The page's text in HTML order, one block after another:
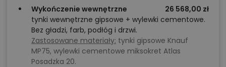
Wykończenie wewnętrzne
26 568,00 zł
tynki wewnętrzne gipsowe + wylewki cementowe.
Bez gładzi, farb, podłóg i drzwi.
Zastosowane materiały: tynki gipsowe Knauf
MP75, wylewki cementowe miksokret Atlas
Posadzka 20.